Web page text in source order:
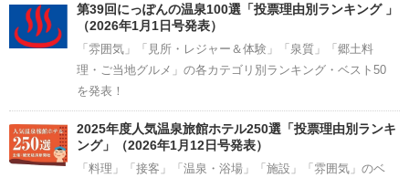
第39回にっぽんの温泉100選「投票理由別ランキング 」
（2026年1月1日号発表）
「雰囲気」「見所・レジャー＆体験」「泉質」「郷土料
理・ご当地グルメ」の各カテゴリ別ランキング・ベスト50
を発表！
2025年度人気温泉旅館ホテル250選「投票理由別ランキ
ング」（2026年1月12日号発表）
「料理」「接客」「温泉・浴場」「施設」「雰囲気」のベ